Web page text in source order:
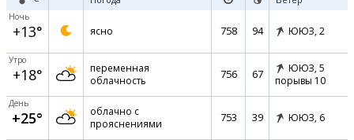
Ночь
+13° ясно 758 94 ЮЮЗ, 2
Утро
+18°
переменная
облачность
756 67 ЮЮЗ, 5
порывы 10
День
+25°
облачно с
прояснениями
753 39 ЮЮЗ, 6